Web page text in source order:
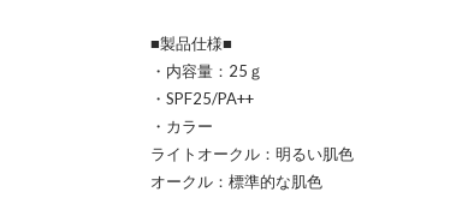
■製品仕様■
・内容量：25ｇ
・SPF25/PA++
・カラー
ライトオークル：明るい肌色
オークル：標準的な肌色